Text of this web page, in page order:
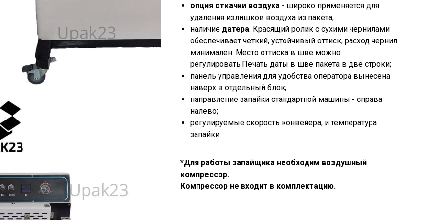
опция откачки воздуха - широко применяется для
удаления излишков воздуха из пакета;
наличие датера. Красящий ролик с сухими чернилами
обеспечивает четкий, устойчивый оттиск, расход чернил
минимален. Место оттиска в шве можно
регулировать.Печать даты в шве пакета в две строки;
панель управления для удобства оператора вынесена
наверх в отдельный блок;
направление запайки стандартной машины - справа
налево;
регулируемые скорость конвейера, и температура
запайки.
*Для работы запайщика необходим воздушный
компрессор.
Компрессор не входит в комплектацию.